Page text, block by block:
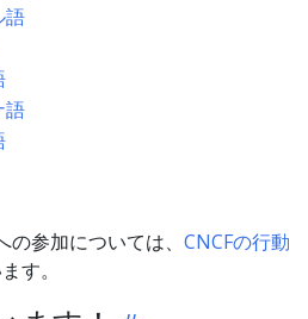
語
語
参加については、 CNCFの行動
す。